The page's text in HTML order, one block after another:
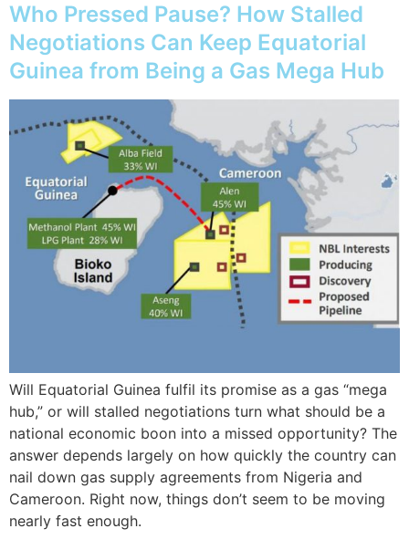
Who Pressed Pause? How Stalled
Negotiations Can Keep Equatorial
Guinea from Being a Gas Mega Hub
Will Equatorial Guinea fulfil its promise as a gas “mega
hub,” or will stalled negotiations turn what should be a
national economic boon into a missed opportunity? The
answer depends largely on how quickly the country can
nail down gas supply agreements from Nigeria and
Cameroon. Right now, things don’t seem to be moving
nearly fast enough.